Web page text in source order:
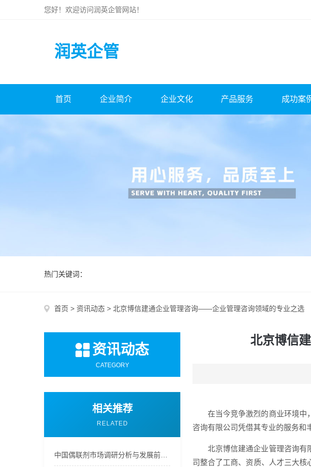
您好！欢迎访问润英企管网站！
润英企管
首页 企业简介 企业文化 产品服务 成功案
热门关键词：
首页 > 资讯动态 > 北京博信建通企业管理咨询——企业管理咨询领域的专业之选
资讯动态
CATEGORY
相关推荐
RELATED
北京博信
在当今竞争激烈的商业环境中
咨询有限公司凭借其专业的服务和
北京博信建通企业管理咨询有
司整合了工商、资质、人才三大